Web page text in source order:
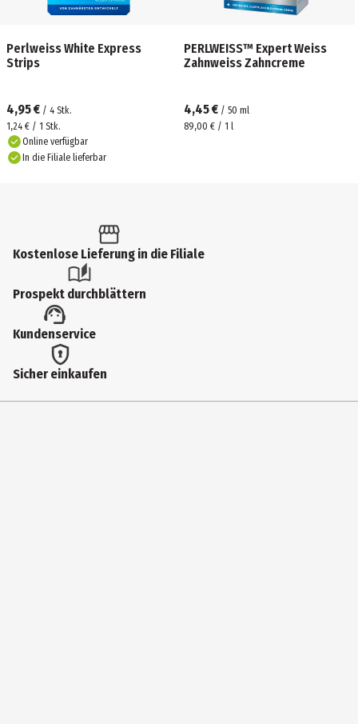
Perlweiss White Express
Strips
4,95 € / 4 Stk.
1,24 € / 1 Stk.
Online verfügbar
In die Filiale lieferbar
PERLWEISS™ Expert Weiss
Zahnweiss Zahncreme
4,45 € / 50 ml
89,00 € / 1 l
Kostenlose Lieferung in die Filiale
Prospekt durchblättern
Kundenservice
Sicher einkaufen